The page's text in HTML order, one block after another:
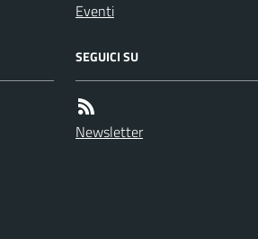
Eventi
SEGUICI SU
Newsletter